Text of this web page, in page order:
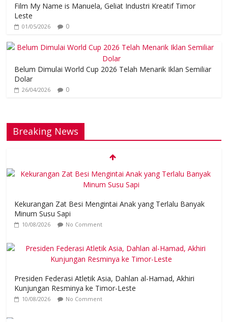
Film My Name is Manuela, Geliat Industri Kreatif Timor
Leste
01/05/2026 0
Belum Dimulai World Cup 2026 Telah Menarik Iklan Semiliar
Dolar
26/04/2026 0
Breaking News
Kekurangan Zat Besi Mengintai Anak yang Terlalu Banyak
Minum Susu Sapi
10/08/2026 No Comment
Presiden Federasi Atletik Asia, Dahlan al-Hamad, Akhiri
Kunjungan Resminya ke Timor-Leste
10/08/2026 No Comment